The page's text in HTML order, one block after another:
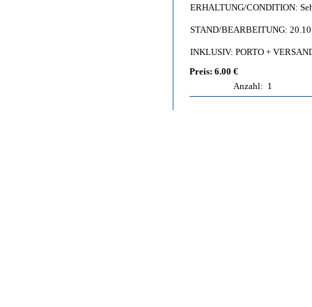
ERHALTUNG/CONDITION:
STAND/BEARBEITUNG:
INKLUSIV: PORTO +
Preis: 6.00 €
Anzahl: 1